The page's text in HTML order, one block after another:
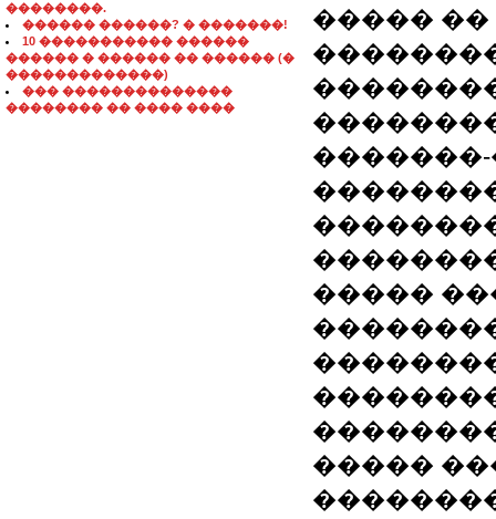
��������.
������ ������? � �������!
10 ����������� ������
������ � ������ �� ������ (�
�������������)
��� ��������������
�������� �� ���� ����
�����
�����
�����